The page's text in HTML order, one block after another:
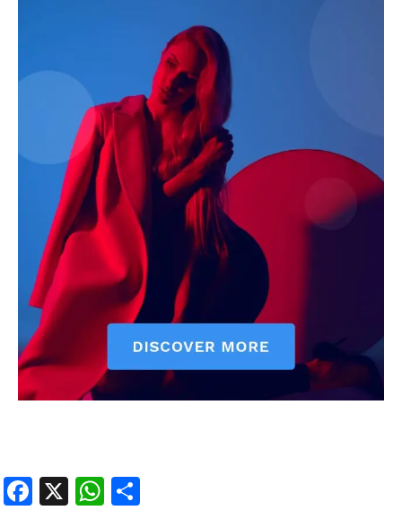
AIN NEWS 1
Contact Us
Privacy Policy
Terms of Use Agreement
Facebook
X WhatsApp
Share
Facebook
X WhatsApp